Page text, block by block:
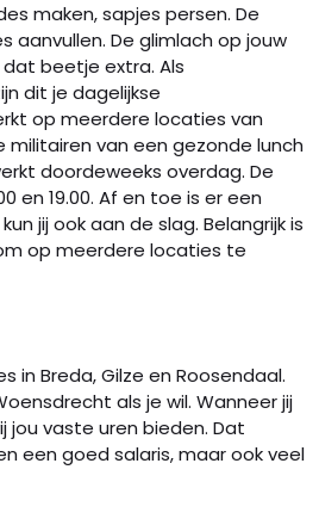
maken, sapjes persen. De
aanvullen. De glimlach op jouw
beetje extra. Als
dit je dagelijkse
op meerdere locaties van
militairen van een gezonde lunch
doordeweeks overdag. De
en 19.00. Af en toe is er een
jij ook aan de slag. Belangrijk is
op meerdere locaties te
in Breda, Gilze en Roosendaal.
als je wil. Wanneer jij
jou vaste uren bieden. Dat
een goed salaris, maar ook veel